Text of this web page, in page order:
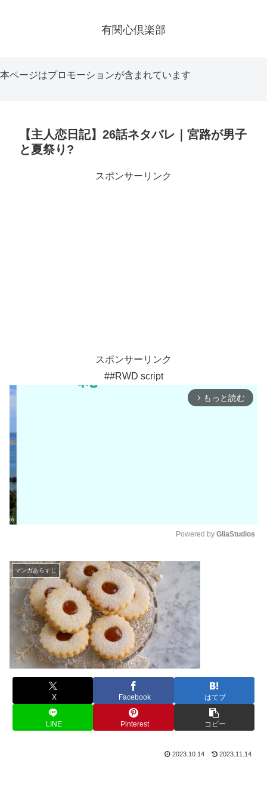
有関心倶楽部
本ページはプロモーションが含まれています
【主人恋日記】26話ネタバレ｜宮路が男子
と夏祭り?
スポンサーリンク
スポンサーリンク
##RWD script
arrow_forward_ios もっと読む
Powered by GliaStudios
マンガあらすじ
X Facebook はてブ
LINE Pinterest コピー
2023.10.14 2023.11.14